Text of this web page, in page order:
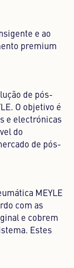
e ao
premium
de pós-
O objetivo é
e electrónicas
do
de pós-
MEYLE
com as
e cobrem
Estes